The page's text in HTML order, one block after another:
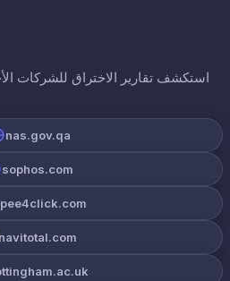
استكشف تقارير الاختراق للشركات
nas.gov.qa
sophos.com
navitotal.com